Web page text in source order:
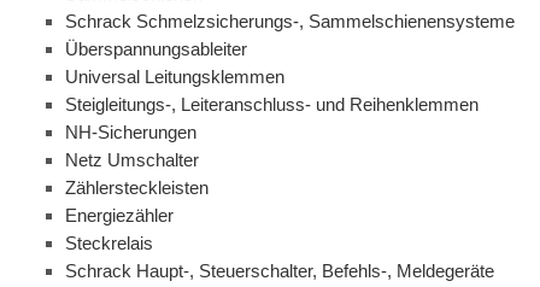
Schrack Schmelzsicherungs-, Sammelschienensysteme
Überspannungsableiter
Universal Leitungsklemmen
Steigleitungs-, Leiteranschluss- und Reihenklemmen
NH-Sicherungen
Netz Umschalter
Zählersteckleisten
Energiezähler
Steckrelais
Schrack Haupt-, Steuerschalter, Befehls-, Meldegeräte